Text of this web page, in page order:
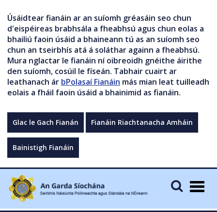
Úsáidtear fianáin ar an suíomh gréasáin seo chun
d'eispéireas brabhsála a fheabhsú agus chun eolas a
bhailiú faoin úsáid a bhaineann tú as an suíomh seo
chun an tseirbhís atá á soláthar againn a fheabhsú.
Mura nglactar le fianáin ní oibreoidh gnéithe áirithe
den suíomh, cosúil le físeán. Tabhair cuairt ar
leathanach ár bPolasaí Fianáin más mian leat tuilleadh
eolais a fháil faoin úsáid a bhainimid as fianáin.
Glac le Gach Fianán Fianáin Riachtanacha Amháin
Bainistigh Fianáin